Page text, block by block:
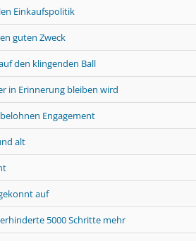
Einkaufspolitik
guten Zweck
den klingenden Ball
in Erinnerung bleiben wird
Engagement
alt
auf
5000 Schritte mehr